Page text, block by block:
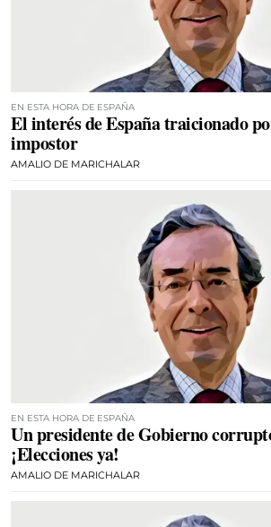
EN ESTA HORA DE ESPAÑA
El interés de España traicionado
impostor
AMALIO DE MARICHALAR
EN ESTA HORA DE ESPAÑA
Un presidente de Gobierno
¡Elecciones ya!
AMALIO DE MARICHALAR